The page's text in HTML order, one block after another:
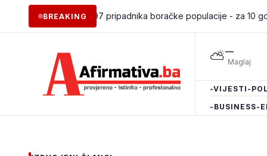
BREAKING
97 pripadnika boračke populacije - za 10 godina
⛅—
-VIJESTI -
-BUSINESS-